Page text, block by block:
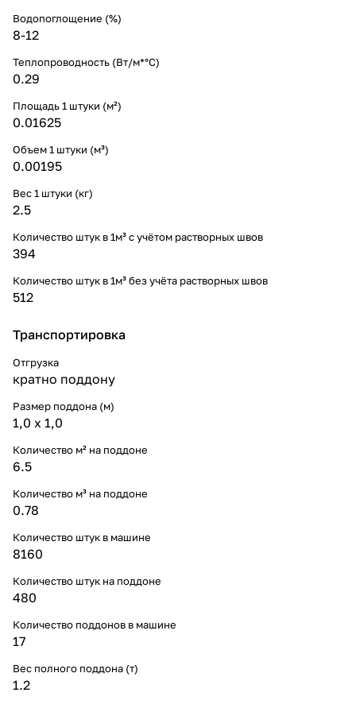
Водопоглощение (%)
8-12
Теплопроводность (Вт/м*°С)
0.29
Площадь 1 штуки (м²)
0.01625
Объем 1 штуки (м³)
0.00195
Вес 1 штуки (кг)
2.5
Количество штук в 1м³ c учётом растворных швов
394
Количество штук в 1м³ без учёта растворных швов
512
Транспортировка
Отгрузка
кратно поддону
Размер поддона (м)
1,0 х 1,0
Количество м² на поддоне
6.5
Количество м³ на поддоне
0.78
Количество штук в машине
8160
Количество штук на поддоне
480
Количество поддонов в машине
17
Вес полного поддона (т)
1.2